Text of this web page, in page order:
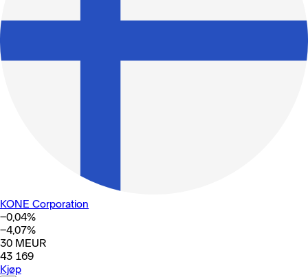
KONE Corporation
−0,04%
−4,07%
30 MEUR
43 169
Kjøp